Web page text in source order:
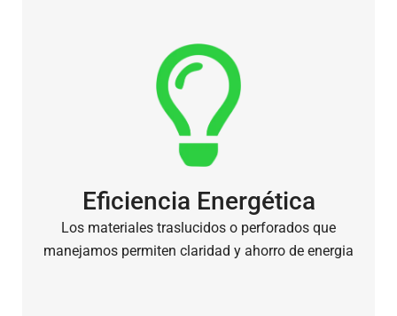
Eficiencia Energética
Los materiales traslucidos o perforados que
manejamos permiten claridad y ahorro de energia